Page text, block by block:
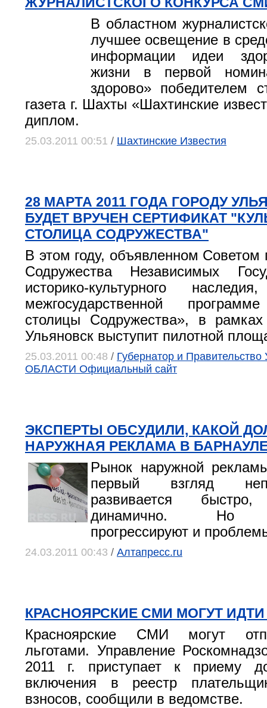
В областном
лучшее освещение в
информации идеи
жизни в первой
здорово» победителем
газета г. Шахты «Шахтинские
диплом.
25.03.2011 00:51 / Шахтинские Известия
28 МАРТА 2011 ГОДА ГОРОДУ
БУДЕТ ВРУЧЕН СЕРТИФИКАТ
СТОЛИЦА СОДРУЖЕСТВА"
В этом году, объявленном Советом
Содружества Независимых
историко-культурного
межгосударственной
столицы Содружества», в рамках
Ульяновск выступит пилотной
25.03.2011 00:48 / Губернатор и
ОБЛАСТИ Официальный сайт
ЭКСПЕРТЫ ОБСУДИЛИ, КАКОЙ
НАРУЖНАЯ РЕКЛАМА В
Рынок наружной
первый взгляд
развивается
динамично. Но
прогрессируют и
24.03.2011 00:43 / Алтапресс.ru
КРАСНОЯРСКИЕ СМИ МОГУТ
Красноярские СМИ могут
льготами. Управление
2011 г. приступает к приему
включения в реестр
взносов, сообщили в ведомстве.